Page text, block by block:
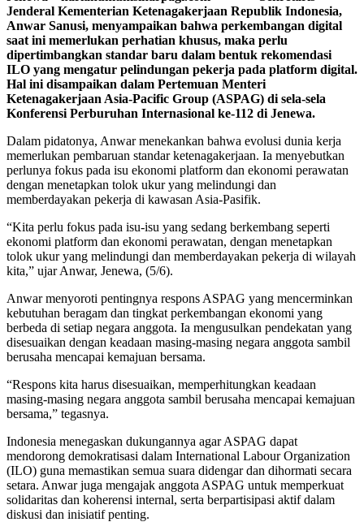
Jenderal Kementerian Ketenagakerjaan Republik Indonesia,
Anwar Sanusi, menyampaikan bahwa perkembangan digital
saat ini memerlukan perhatian khusus, maka perlu
dipertimbangkan standar baru dalam bentuk rekomendasi
ILO yang mengatur pelindungan pekerja pada platform digital.
Hal ini disampaikan dalam Pertemuan Menteri
Ketenagakerjaan Asia-Pacific Group (ASPAG) di sela-sela
Konferensi Perburuhan Internasional ke-112 di Jenewa.
Dalam pidatonya, Anwar menekankan bahwa evolusi dunia kerja
memerlukan pembaruan standar ketenagakerjaan. Ia menyebutkan
perlunya fokus pada isu ekonomi platform dan ekonomi perawatan
dengan menetapkan tolok ukur yang melindungi dan
memberdayakan pekerja di kawasan Asia-Pasifik.
“Kita perlu fokus pada isu-isu yang sedang berkembang seperti
ekonomi platform dan ekonomi perawatan, dengan menetapkan
tolok ukur yang melindungi dan memberdayakan pekerja di wilayah
kita,” ujar Anwar, Jenewa, (5/6).
Anwar menyoroti pentingnya respons ASPAG yang mencerminkan
kebutuhan beragam dan tingkat perkembangan ekonomi yang
berbeda di setiap negara anggota. Ia mengusulkan pendekatan yang
disesuaikan dengan keadaan masing-masing negara anggota sambil
berusaha mencapai kemajuan bersama.
“Respons kita harus disesuaikan, memperhitungkan keadaan
masing-masing negara anggota sambil berusaha mencapai kemajuan
bersama,” tegasnya.
Indonesia menegaskan dukungannya agar ASPAG dapat
mendorong demokratisasi dalam International Labour Organization
(ILO) guna memastikan semua suara didengar dan dihormati secara
setara. Anwar juga mengajak anggota ASPAG untuk memperkuat
solidaritas dan koherensi internal, serta berpartisipasi aktif dalam
diskusi dan inisiatif penting.